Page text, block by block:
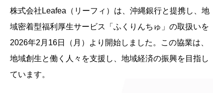
株式会社Leafea（リーフィ）は、沖縄銀行と提携し、地
域密着型福利厚生サービス「ふくりんちゅ」の取扱いを
2026年2月16日（月）より開始しました。この協業は、
地域創生と働く人々を支援し、地域経済の振興を目指し
ています。